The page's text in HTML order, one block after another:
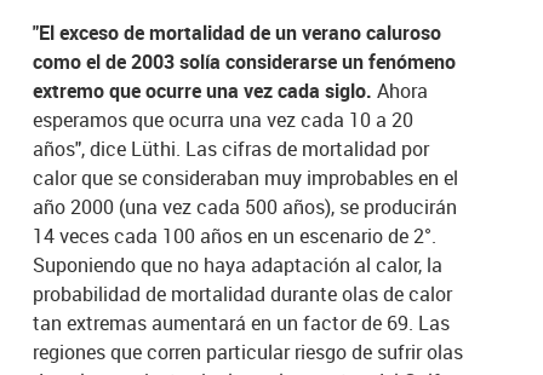
"El exceso de mortalidad de un verano caluroso
como el de 2003 solía considerarse un fenómeno
extremo que ocurre una vez cada siglo. Ahora
esperamos que ocurra una vez cada 10 a 20
años", dice Lüthi. Las cifras de mortalidad por
calor que se consideraban muy improbables en el
año 2000 (una vez cada 500 años), se producirán
14 veces cada 100 años en un escenario de 2°.
Suponiendo que no haya adaptación al calor, la
probabilidad de mortalidad durante olas de calor
tan extremas aumentará en un factor de 69. Las
regiones que corren particular riesgo de sufrir olas